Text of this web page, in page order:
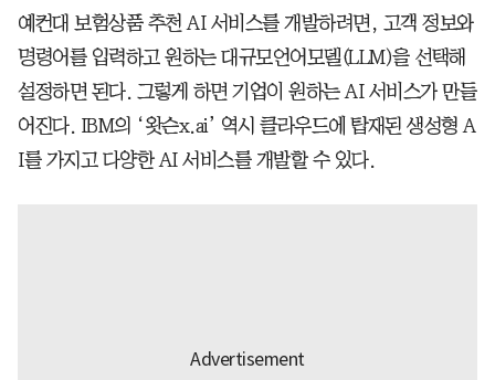
예컨대 보험상품 추천 AI 서비스를 개발하려면, 고객 정보와
명령어를 입력하고 원하는 대규모언어모델(LLM)을 선택해
설정하면 된다. 그렇게 하면 기업이 원하는 AI 서비스가 만들
어진다. IBM의 ‘왓슨x.ai’ 역시 클라우드에 탑재된 생성형 A
I를 가지고 다양한 AI 서비스를 개발할 수 있다.